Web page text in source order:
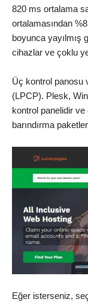
820 ms ortalama
ortalamasından
boyunca yayılmış
cihazlar ve çoklu
Üç kontrol panosu
(LPCP). Plesk,
kontrol panelidir
barındırma
Eğer isterseniz,